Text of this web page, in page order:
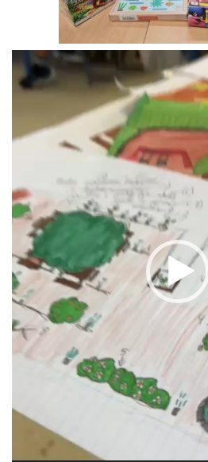
Reproductor
de
vídeo